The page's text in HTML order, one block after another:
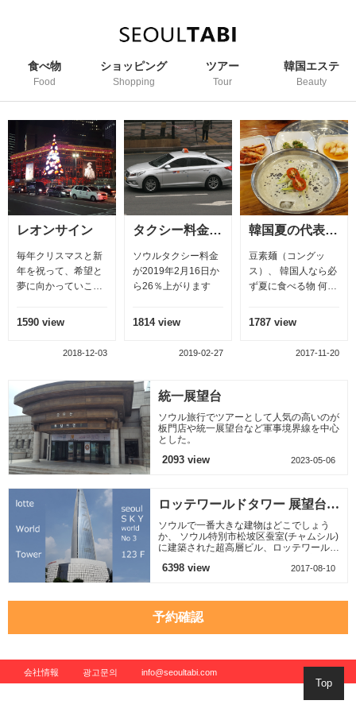
食べ物
Food
ショッピング
Shopping
ツアー
Tour
韓国エステ
Beauty
Top
ソウルタクシー料金
が2019年2月16日か
ら26％上がります
1814 view
2019-02-27
豆素麺（コングッ
ス）、 韓国人なら必
ず夏に食べる物 何で
どんな食べ物と思い
1787 view
2017-11-20
韓国人の代表的な豚
肉（サムギョプサ
ル）三枚肉 外国人が
サムギョプサル 三枚
2762 view
2017-10-05
統一展望台
ソウル旅行でツアーとして人気の高いのが
板門店や統一展望台など軍事境界線を中心
とした。
2093 view 2023-05-06
ロッテワールドタワー 展望台
（ソウルスカイ）
ソウルで一番大きな建物はどこでしょう
か、 ソウル特別市松坡区蚕室(チャムシル)
に建築された超高層ビル、ロッテワールド
きな建物です 地上123
6398 view 2017-08-10
予約確認
会社情報 광고문의 info@seoultabi.com